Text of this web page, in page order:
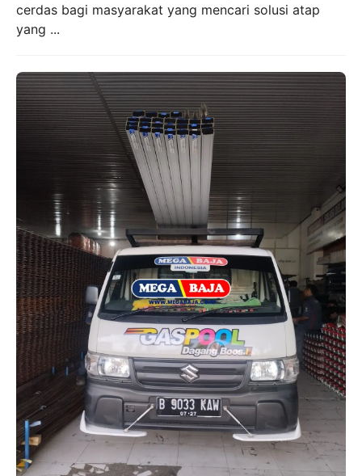
cerdas bagi masyarakat yang mencari solusi atap
yang ...